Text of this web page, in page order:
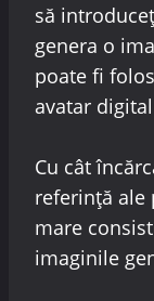
să
genera o
poate fi
avatar
Cu cât
referință ale
mare
imaginile